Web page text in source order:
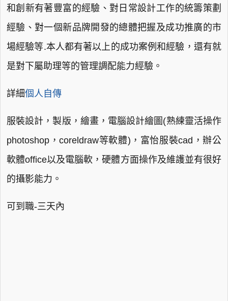
和創新有著豐富的經驗、對日常設計工作的統籌策劃
經驗、對一個新品牌開發的總體把握及成功推廣的市
場經驗等.本人都有著以上的成功案例和經驗，還有就
是對下屬助理等的管理調配能力經驗。
詳細個人自傳
服裝設計，製版，繪畫，電腦設計繪圖(熟練靈活操作
photoshop，coreldraw等軟體)，富怡服裝cad，辦公
軟體office以及電腦軟，硬體方面操作及維護並有很好
的攝影能力。
可到職-三天內